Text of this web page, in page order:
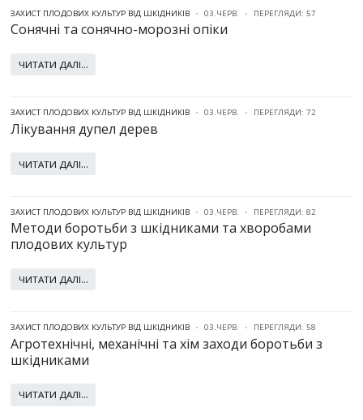
ЗАХИСТ ПЛОДОВИХ КУЛЬТУР ВІД ШКІДНИКІВ 03.ЧЕРВ. ПЕРЕГЛЯДИ: 57
Сонячні та сонячно-морозні опіки
ЧИТАТИ ДАЛІ...
ЗАХИСТ ПЛОДОВИХ КУЛЬТУР ВІД ШКІДНИКІВ 03.ЧЕРВ. ПЕРЕГЛЯДИ: 72
Лікування дупел дерев
ЧИТАТИ ДАЛІ...
ЗАХИСТ ПЛОДОВИХ КУЛЬТУР ВІД ШКІДНИКІВ 03.ЧЕРВ. ПЕРЕГЛЯДИ: 82
Методи боротьби з шкідниками та хворобами
плодових культур
ЧИТАТИ ДАЛІ...
ЗАХИСТ ПЛОДОВИХ КУЛЬТУР ВІД ШКІДНИКІВ 03.ЧЕРВ. ПЕРЕГЛЯДИ: 58
Агротехнічні, механічні та хім заходи боротьби з
шкідниками
ЧИТАТИ ДАЛІ...